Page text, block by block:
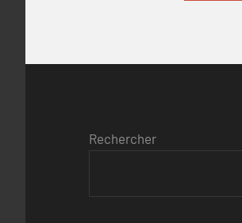
Rechercher